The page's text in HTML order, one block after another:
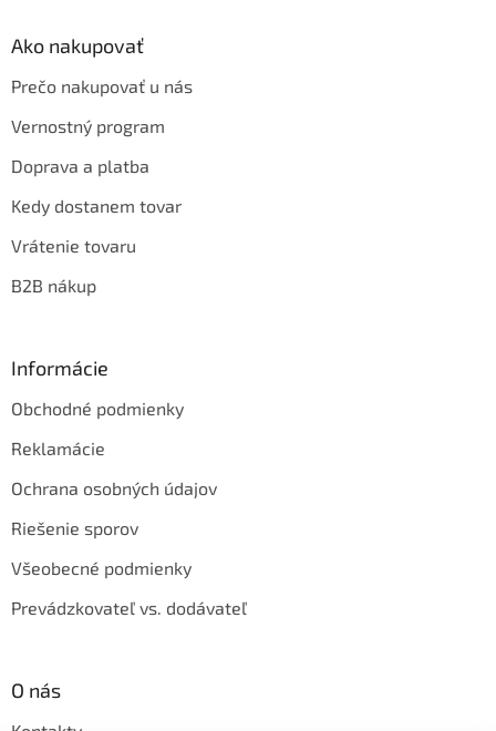
Ako nakupovať
Prečo nakupovať u nás
Vernostný program
Doprava a platba
Kedy dostanem tovar
Vrátenie tovaru
B2B nákup
Informácie
Obchodné podmienky
Reklamácie
Ochrana osobných údajov
Riešenie sporov
Všeobecné podmienky
Prevádzkovateľ vs. dodávateľ
O nás